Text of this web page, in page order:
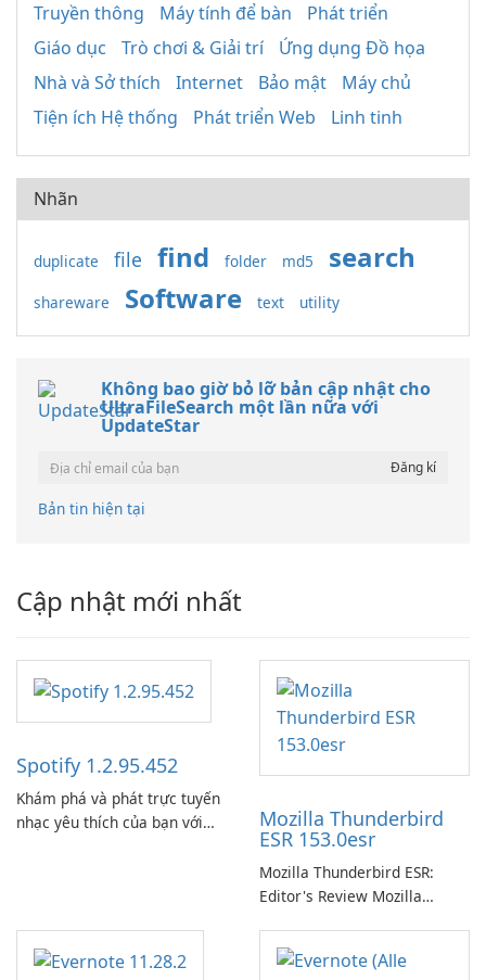
Truyền thông
Máy tính để bàn
Phát triển
Giáo dục
Trò chơi & Giải trí
Ứng dụng Đồ họa
Nhà và Sở thích
Internet Bảo mật
Máy chủ
Tiện ích Hệ thống
Phát triển Web Linh tinh
Nhãn
duplicate file find folder md5 search
shareware Software text utility
Không bao giờ bỏ lỡ bản cập nhật cho
UltraFileSearch một lần nữa với
UpdateStar
Bản tin hiện tại
Cập nhật mới nhất
Spotify 1.2.95.452
Khám phá và phát trực tuyến
nhạc yêu thích của bạn với
Mozilla Thunderbird
ESR 153.0esr
Mozilla Thunderbird ESR:
Editor's Review Mozilla
Support Release) is the long-
term support channel of the